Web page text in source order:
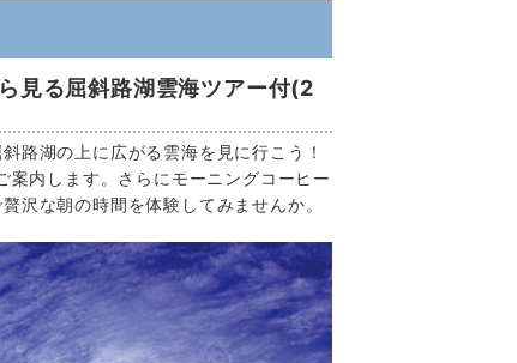
見る屈斜路湖雲海ツアー付(2
路湖の上に広がる雲海を見に行こう！
内します。さらにモーニングコーヒー
沢な朝の時間を体験してみませんか。